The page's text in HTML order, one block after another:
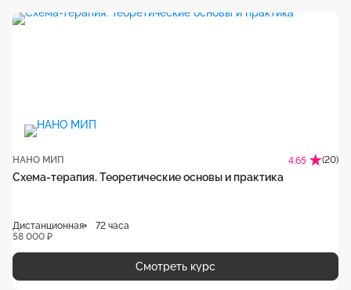
НАНО МИП 4.65 (20)
Схема-терапия. Теоретические основы и практика
Дистанционная
72 часа
58 000 ₽
Смотреть курс